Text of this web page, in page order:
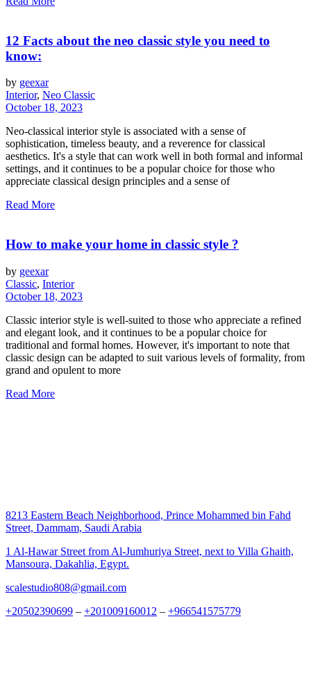
12 Facts about the neo classic style you need to
know:
by geexar
Interior, Neo Classic
October 18, 2023
Neo-classical interior style is associated with a sense of
sophistication, timeless beauty, and a reverence for classical
aesthetics. It's a style that can work well in both formal and informal
settings, and it continues to be a popular choice for those who
appreciate classical design principles and a sense of
Read More
How to make your home in classic style ?
by geexar
Classic, Interior
October 18, 2023
Classic interior style is well-suited to those who appreciate a refined
and elegant look, and it continues to be a popular choice for
traditional and formal homes. However, it's important to note that
classic design can be adapted to suit various levels of formality, from
grand and opulent to more
Read More
8213 Eastern Beach Neighborhood, Prince Mohammed bin Fahd
Street, Dammam, Saudi Arabia
1 Al-Hawar Street from Al-Jumhuriya Street, next to Villa Ghaith,
Mansoura, Dakahlia, Egypt.
scalestudio808@gmail.com
+20502390699 – +201009160012 – +966541575779